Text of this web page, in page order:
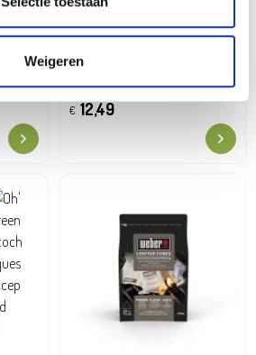
WeigerenAanmaakwokkels 80-85
stuks
€ 12,49